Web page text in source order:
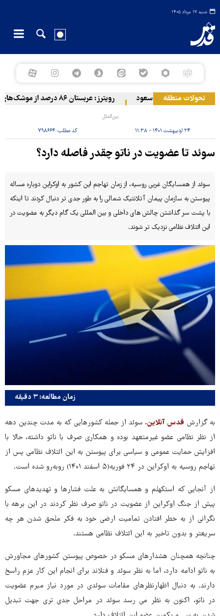
شنبه ۱۷ مرداد ۱۴۰۵
تحولات منطقه
مواضع مزدوران آل سعود رویترز: عربستان ۸۶ درصد از موشک‌های پاتریوت خود را استفاده کرده است
بین‌الملل
۲۴ اردیبهشت ۱۴۰۱ - ۱۱:۳۸ کد مطلب:۷۹۸۶۶۴
سوئد تا عضویت در ناتو چقدر فاصله دارد؟
سوئد از همسایگان غربی روسیه، از زمان تهاجم این کشور به اوکراین دوباره مساله
پیوستن به سازمان پیمان آتلانتیک شمالی را به طور جدی تر دنبال کردند تا اینکه
با پشت سر گذاشتن چالش های داخلی و بین المللی یک گام دیگر به عضویت در
این ائتلاف نظامی نزدیک تر شوند.
زمان مطالعه: ۳ دقیقه
به گزارش قدس آنلاین، سوئد از جمله کشورهایی که به مدت چندین دهه
از نظر نظامی عضو غیرمتعهد بوده و همکاری صرف با ناتو داشته، حالا با
افزایش حمایت عمومی و سیاسی برای پیوستن به این ائتلاف نظامی پس از
تهاجم روسیه به اوکراین در ۲۴ فوریه(۵ اسفند ۱۴۰۱) روبه‌رو شده است.
از آنجایی که استکهلم و همسایگانش به علت فشارها و تهدیدهای مسکو
پیش از جنگ اوکراین از عضویت در ناتو صرف نظر کردند در این برهه با
نگرانی از به خطر افتادن تمامیت ارضی خود به فکر ملحق شدن هر چه
سریعتر و بدون تاخیر به این ائتلاف نظامی هستند.
چنانچه همچنان هشدارهای مسکو در خصوص پیوستن کشورهای مجاورش
به ناتو ادامه دارد، اما به نظر سوئد و فنلاند برای انجام این کار عزم راسخ
دارند. به دنبال اظهارنظرهای مقامات سوئدی در مورد نیاز مبرم عضویت
در ناتو، اکنون به نظر می رسد سوئد در مراحل جدی تری جهت تبدیل